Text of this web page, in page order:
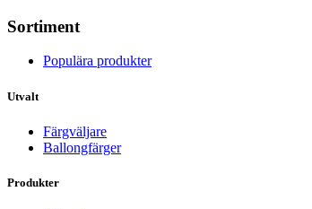
Sortiment
Populära produkter
Utvalt
Färgväljare
Ballongfärger
Produkter